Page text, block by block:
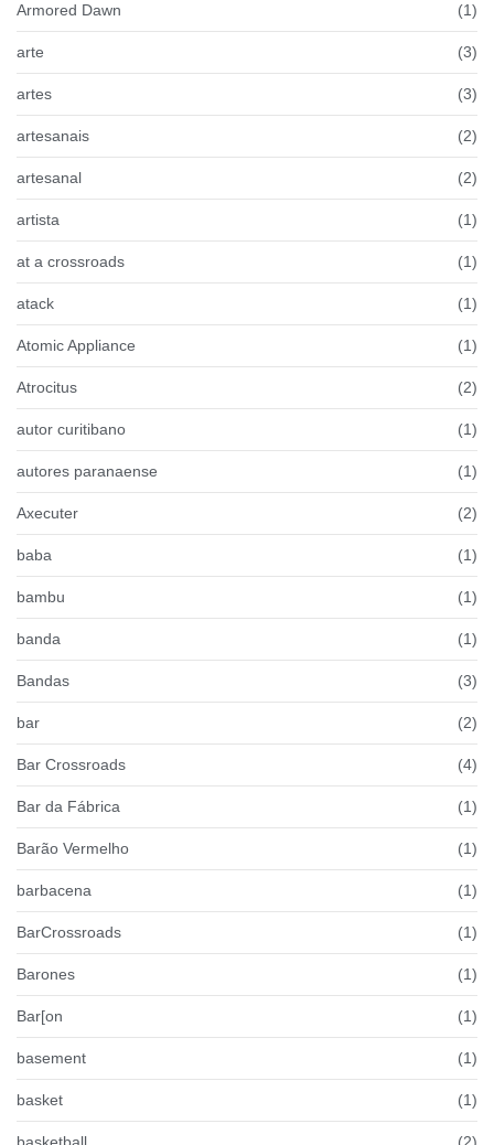
Armored Dawn (1)
arte (3)
artes (3)
artesanais (2)
artesanal (2)
artista (1)
at a crossroads (1)
atack (1)
Atomic Appliance (1)
Atrocitus (2)
autor curitibano (1)
autores paranaense (1)
Axecuter (2)
baba (1)
bambu (1)
banda (1)
Bandas (3)
bar (2)
Bar Crossroads (4)
Bar da Fábrica (1)
Barão Vermelho (1)
barbacena (1)
BarCrossroads (1)
Barones (1)
Bar[on (1)
basement (1)
basket (1)